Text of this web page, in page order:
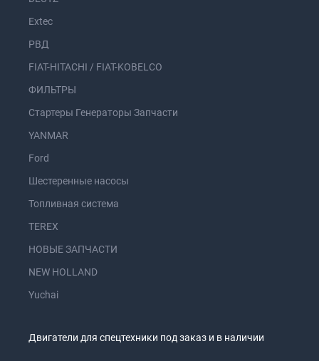
Extec
РВД
FIAT-HITACHI / FIAT-KOBELCO
ФИЛЬТРЫ
Стартеры Генераторы Запчасти
YANMAR
Ford
Шестеренные насосы
Топливная система
TEREX
НОВЫЕ ЗАПЧАСТИ
NEW HOLLAND
Yuchai
Двигатели для спецтехники под заказ и в наличии